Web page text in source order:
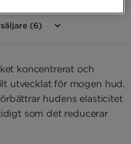
(6)
koncentrerat och
utvecklat för mogen hud.
hudens elasticitet
som det reducerar